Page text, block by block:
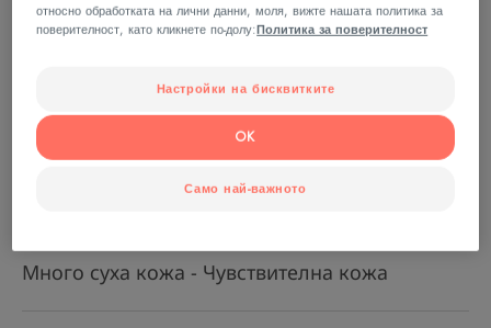
Може да се използва за
Възрастни
Много суха кожа - Чувствителна кожа
относно обработката на лични данни, моля, вижте нашата политика за
поверителност, като кликнете по-долу: Политика за поверителност
Настройки на бисквитките
Само най-важното
OK